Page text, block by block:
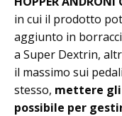
in cui il prodotto
aggiunto in
a Super Dextrin,
il massimo sui
stesso, mettere
possibile per